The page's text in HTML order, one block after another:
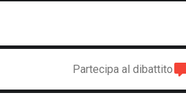
Partecipa al dibattito